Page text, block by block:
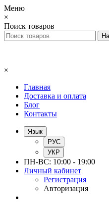
Меню
×
Поиск товаров
×
Главная
Доставка и оплата
Блог
Контакты
Язык
РУС
УКР
ПН-ВС: 10:00 - 19:00
Личный кабинет
Регистрация
Авторизация